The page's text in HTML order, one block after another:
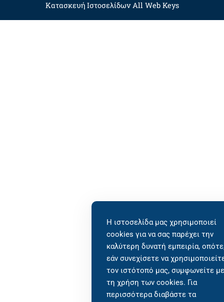
Κατασκευή ΙστοσελίδωνAll Web Keys
Η ιστοσελίδα μας χρησιμοποιεί
cookies για να σας παρέχει την
καλύτερη δυνατή εμπειρία,
εάν συνεχίσετε να
τον ιστότοπό μας, συμφωνείτε με
τη χρήση των cookies. Για
περισσότερα διαβάστε τα